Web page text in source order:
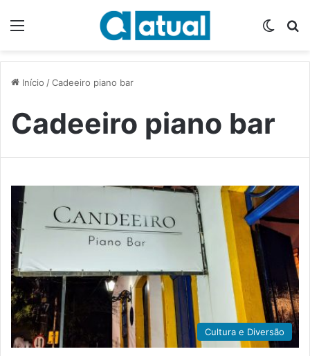
Início /Cadeeiro piano bar
Cadeeiro piano bar
Cultura e Diversão